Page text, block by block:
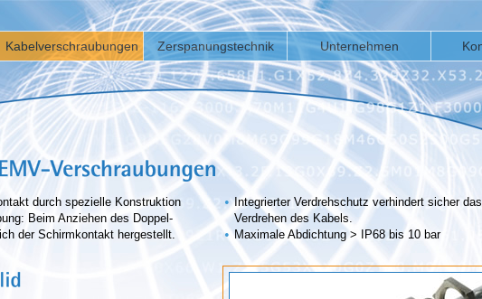
Kabelverschraubungen Zerspanungstechnik Unternehmen
durch spezielle Konstruktion
Beim Anziehen des Doppel-
der Schirmkontakt hergestellt.
• Integrierter Verdrehschutz verhindert sicher das
Verdrehen des Kabels.
• Maximale Abdichtung > IP68 bis 10 bar